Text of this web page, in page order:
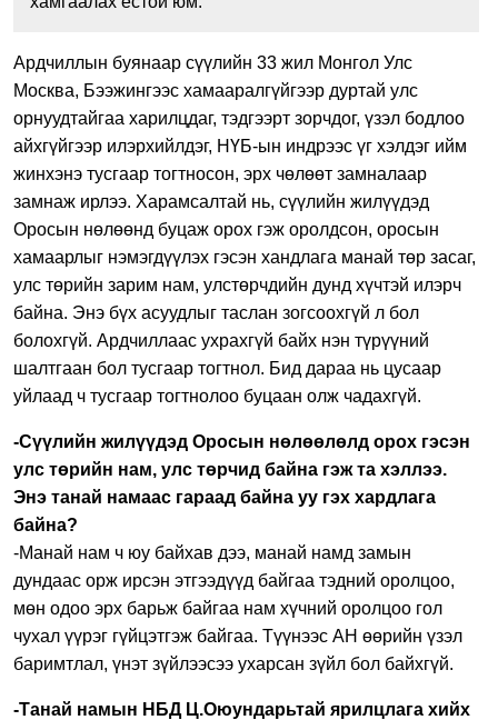
Ардчиллын буянаар сүүлийн 33 жил Монгол Улс
Москва, Бээжингээс хамааралгүйгээр дуртай улс
орнуудтайгаа харилцдаг, тэдгээрт зорчдог, үзэл бодлоо
айхгүйгээр илэрхийлдэг, НҮБ-ын индрээс үг хэлдэг ийм
жинхэнэ тусгаар тогтносон, эрх чөлөөт замналаар
замнаж ирлээ. Харамсалтай нь, сүүлийн жилүүдэд
Оросын нөлөөнд буцаж орох гэж оролдсон, оросын
хамаарлыг нэмэгдүүлэх гэсэн хандлага манай төр засаг,
улс төрийн зарим нам, улстөрчдийн дунд хүчтэй илэрч
байна. Энэ бүх асуудлыг таслан зогсоохгүй л бол
болохгүй. Ардчиллаас ухрахгүй байх нэн түрүүний
шалтгаан бол тусгаар тогтнол. Бид дараа нь цусаар
уйлаад ч тусгаар тогтнолоо буцаан олж чадахгүй.
-Сүүлийн жилүүдэд Оросын нөлөөлөлд орох гэсэн
улс төрийн нам, улс төрчид байна гэж та хэллээ.
Энэ танай намаас гараад байна уу гэх хардлага
байна?
-Манай нам ч юу байхав дээ, манай намд замын
дундаас орж ирсэн этгээдүүд байгаа тэдний оролцоо,
мөн одоо эрх барьж байгаа нам хүчний оролцоо гол
чухал үүрэг гүйцэтгэж байгаа. Түүнээс АН өөрийн үзэл
баримтлал, үнэт зүйлээсээ ухарсан зүйл бол байхгүй.
-Танай намын НБД Ц.Оюундарьтай ярилцлага хийх